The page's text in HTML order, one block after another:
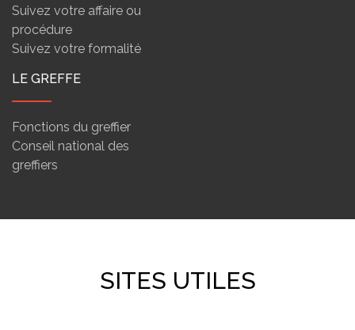
Suivez votre affaire ou
procédure
Suivez votre formalité
LE GREFFE
Fonctions du greffier
Conseil national des
greffiers
SITES UTILES